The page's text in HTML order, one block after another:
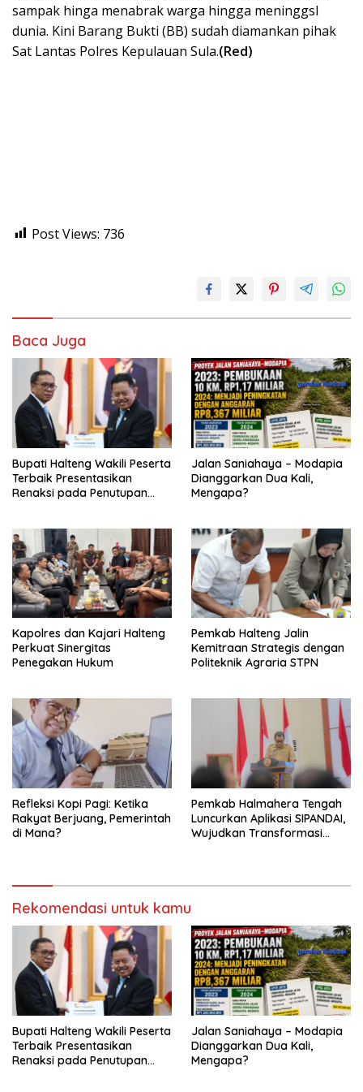
sampak hinga menabrak warga hingga meninggsl
dunia. Kini Barang Bukti (BB) sudah diamankan pihak
Sat Lantas Polres Kepulauan Sula.(Red)
Post Views: 736
Baca Juga
Bupati Halteng Wakili Peserta
Terbaik Presentasikan
Renaksi pada Penutupan
Jalan Saniahaya – Modapia
Dianggarkan Dua Kali,
Mengapa?
Kapolres dan Kajari Halteng
Perkuat Sinergitas
Penegakan Hukum
Pemkab Halteng Jalin
Kemitraan Strategis dengan
Politeknik Agraria STPN
Refleksi Kopi Pagi: Ketika
Rakyat Berjuang, Pemerintah
di Mana?
Pemkab Halmahera Tengah
Luncurkan Aplikasi SIPANDAI,
Wujudkan Transformasi
Rekomendasi untuk kamu
Bupati Halteng Wakili Peserta
Terbaik Presentasikan
Renaksi pada Penutupan
Jalan Saniahaya – Modapia
Dianggarkan Dua Kali,
Mengapa?